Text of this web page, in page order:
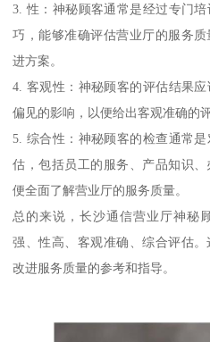
3. 性：神秘顾客通常是经过专门
巧，能够准确评估营业厅的服务
进方案。
4. 客观性：神秘顾客的评估结果
偏见的影响，以便给出客观准确的
5. 综合性：神秘顾客的检查通常
估，包括员工的服务、产品知识
便全面了解营业厅的服务质量。
总的来说，长沙通信营业厅神秘
强、性高、客观准确、综合评估
改进服务质量的参考和指导。